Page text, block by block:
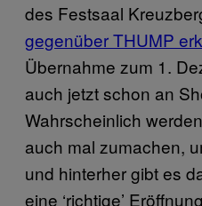
des Festsaal
gegenüber THUMP
Übernahme zum 1.
auch jetzt schon an
Wahrscheinlich
auch mal zumachen,
und hinterher gibt es
eine ‘richtige’